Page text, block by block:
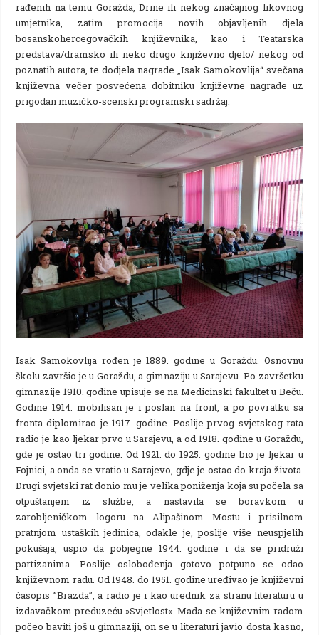
rađenih na temu Goražda, Drine ili nekog značajnog likovnog
umjetnika, zatim promocija novih objavljenih djela
bosanskohercegovačkih književnika, kao i Teatarska
predstava/dramsko ili neko drugo književno djelo/ nekog od
poznatih autora, te dodjela nagrade „Isak Samokovlija“ svečana
književna večer posvećena dobitniku književne nagrade uz
prigodan muzičko-scenski programski sadržaj.
Isak Samokovlija rođen je 1889. godine u Goraždu. Osnovnu
školu završio je u Goraždu, a gimnaziju u Sarajevu. Po završetku
gimnazije 1910. godine upisuje se na Medicinski fakultet u Beču.
Godine 1914. mobilisan je i poslan na front, a po povratku sa
fronta diplomirao je 1917. godine. Poslije prvog svjetskog rata
radio je kao ljekar prvo u Sarajevu, a od 1918. godine u Goraždu,
gde je ostao tri godine. Od 1921. do 1925. godine bio je ljekar u
Fojnici, a onda se vratio u Sarajevo, gdje je ostao do kraja života.
Drugi svjetski rat donio mu je velika poniženja koja su počela sa
otpuštanjem iz službe, a nastavila se boravkom u
zarobljeničkom logoru na Alipašinom Mostu i prisilnom
pratnjom ustaških jedinica, odakle je, poslije više neuspjelih
pokušaja, uspio da pobjegne 1944. godine i da se pridruži
partizanima. Poslije oslobođenja gotovo potpuno se odao
književnom radu. Od 1948. do 1951. godine uređivao je književni
časopis ”Brazda”, a radio je i kao urednik za stranu literaturu u
izdavačkom preduzeću »Svjetlost«. Mada se književnim radom
počeo baviti još u gimnaziji, on se u literaturi javio dosta kasno,